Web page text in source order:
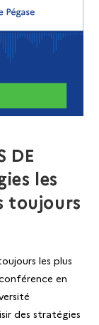
DE
les
toujours
les plus
en
des stratégies